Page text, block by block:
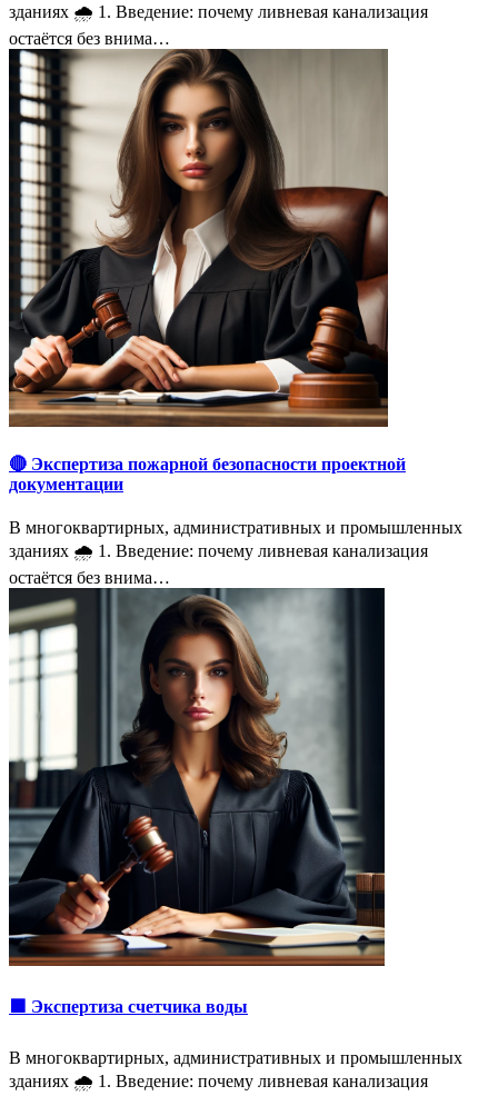
зданиях 🌧 1. Введение: почему ливневая канализация
остаётся без внима…
🔴 Экспертиза пожарной безопасности проектной
документации
В многоквартирных, административных и промышленных
зданиях 🌧 1. Введение: почему ливневая канализация
остаётся без внима…
🟩 Экспертиза счетчика воды
В многоквартирных, административных и промышленных
зданиях 🌧 1. Введение: почему ливневая канализация